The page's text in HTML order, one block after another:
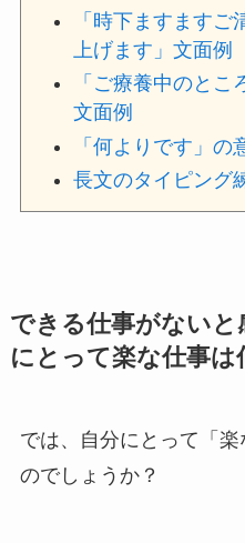
「時下ますますご
上げます」文面例
「ご療養中のとこ
文面例
「何よりです」の
長文のタイピング
できる仕事がない
にとって楽な仕事は
では、自分にとって「
のでしょうか？